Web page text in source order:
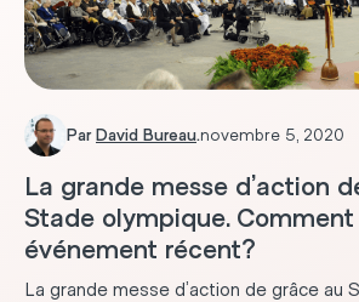
Par David Bureau.novembre 5, 2020
La grande messe d’action
Stade olympique.
événement récent?
La grande messe d’action de grâce au